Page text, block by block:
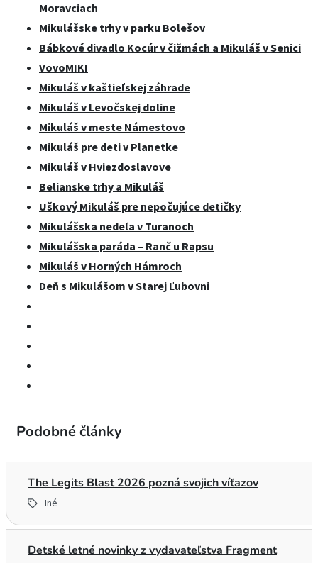
Moravciach
Mikulášske trhy v parku Bolešov
Bábkové divadlo Kocúr v čižmách a Mikuláš v Senici
VovoMIKI
Mikuláš v kaštieľskej záhrade
Mikuláš v Levočskej doline
Mikuláš v meste Námestovo
Mikuláš pre deti v Planetke
Mikuláš v Hviezdoslavove
Belianske trhy a Mikuláš
Uškový Mikuláš pre nepočujúce detičky
Mikulášska nedeľa v Turanoch
Mikulášska paráda – Ranč u Rapsu
Mikuláš v Horných Hámroch
Deň s Mikulášom v Starej Ľubovni
Podobné články
The Legits Blast 2026 pozná svojich víťazov
Iné
Detské letné novinky z vydavateľstva Fragment